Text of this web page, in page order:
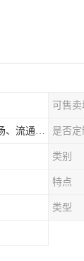
可售卖
厂矿、仓库、车站、港口、机场、货场、流通中心和配送中心等场所 是否定
类别
特点
类型